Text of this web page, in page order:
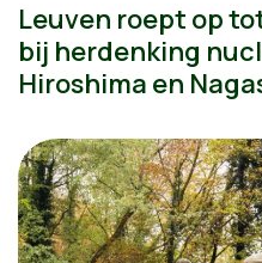
Leuven roept op
bij herdenking
Hiroshima en